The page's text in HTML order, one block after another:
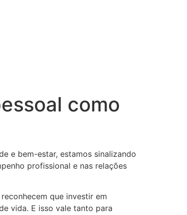
como
e bem-estar, estamos sinalizando
profissional e nas relações
que investir em
vida. E isso vale tanto para